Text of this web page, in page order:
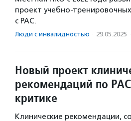
проект учебно-
с РАС.
Люди с инвалидностью · 29.05.2025 ·
Новый проект
рекомендаций по
критике
Клинические рекомендации,